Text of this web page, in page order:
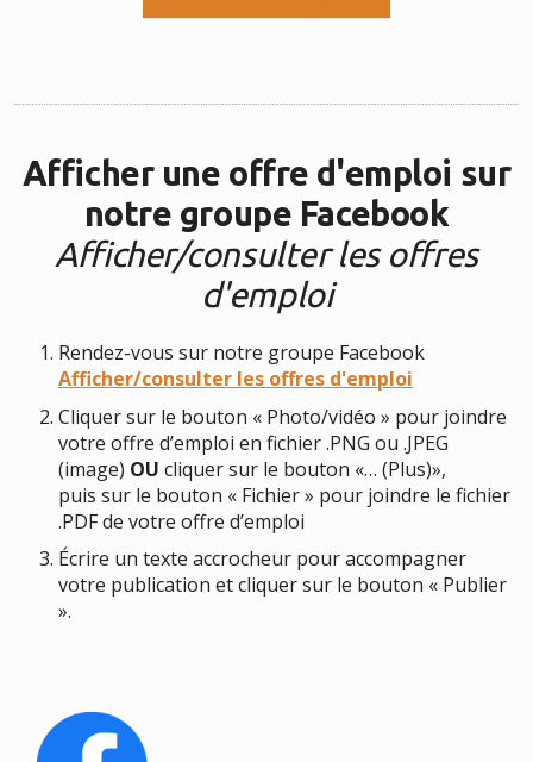
Afficher une offre d'emploi sur
notre groupe Facebook
Afficher/consulter les offres
d'emploi
Rendez-vous sur notre groupe Facebook
Afficher/consulter les offres d'emploi
Cliquer sur le bouton « Photo/vidéo » pour joindre
votre offre d’emploi en fichier .PNG ou .JPEG
(image) OU cliquer sur le bouton «… (Plus)»,
puis sur le bouton « Fichier » pour joindre le fichier
.PDF de votre offre d’emploi
Écrire un texte accrocheur pour accompagner
votre publication et cliquer sur le bouton « Publier
».